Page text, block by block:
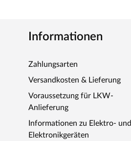
Informationen
Zahlungsarten
Versandkosten & Lieferung
Voraussetzung für LKW-
Anlieferung
Informationen zu Elektro- und
Elektronikgeräten